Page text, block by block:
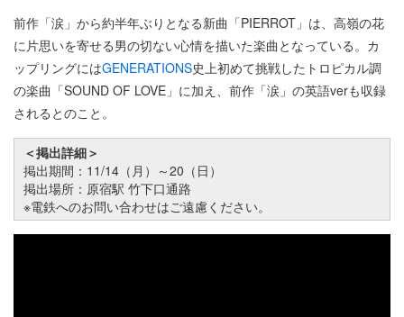
前作「涙」から約半年ぶりとなる新曲「PIERROT」は、高嶺の花
に片思いを寄せる男の切ない心情を描いた楽曲となっている。カ
ップリングにはGENERATIONS史上初めて挑戦したトロピカル調
の楽曲「SOUND OF LOVE」に加え、前作「涙」の英語verも収録
されるとのこと。
＜掲出詳細＞
掲出期間：11/14（月）～20（日）
掲出場所：原宿駅 竹下口通路
※電鉄へのお問い合わせはご遠慮ください。